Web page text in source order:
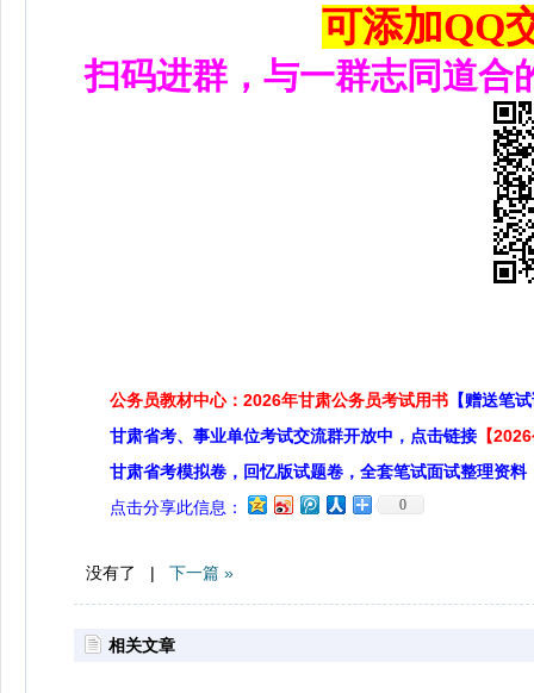
可添加QQ
扫码进群，与一群志同道合
公务员教材中心：2026年甘肃公务员考试用书 【赠送笔
甘肃省考、事业单位考试交流群开放中，点击链接 【
甘肃省考模拟卷，回忆版试题卷，全套笔试面试整理资料
点击分享此信息：
0
没有了 | 下一篇 »
相关文章